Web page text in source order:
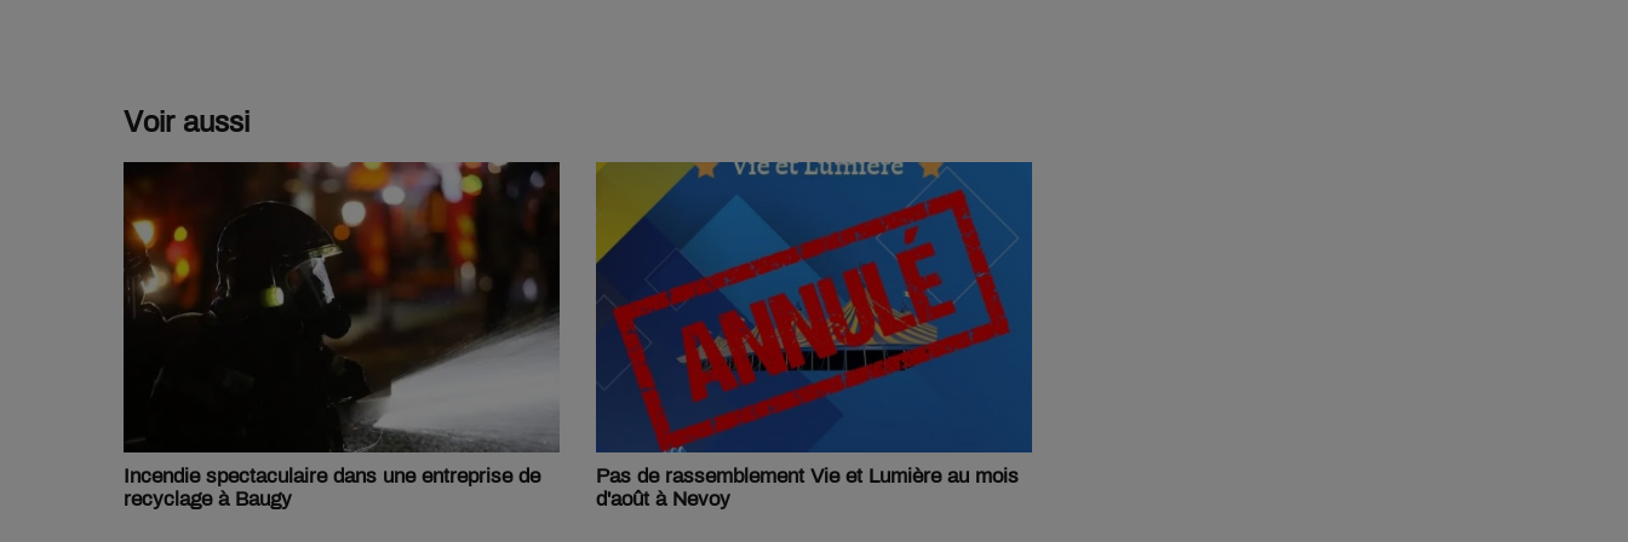
Voir aussi
Incendie spectaculaire dans une entreprise de
recyclage à Baugy
Pas de rassemblement Vie et Lumière au mois
d'août à Nevoy